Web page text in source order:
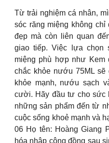
Từ trải nghiệm cá nhân,
sóc răng miệng không
đẹp mà còn liên quan
giao tiếp. Việc lựa chọn
miệng phù hợp như Kem
chắc khỏe nướu 75ML sẽ
khỏe mạnh, nướu sạch
cười. Hãy đầu tư cho sức
những sản phẩm đến từ
cuộc sống khoẻ mạnh và
06 Họ tên: Hoàng Giang
hóa nhập cộng đồng sau